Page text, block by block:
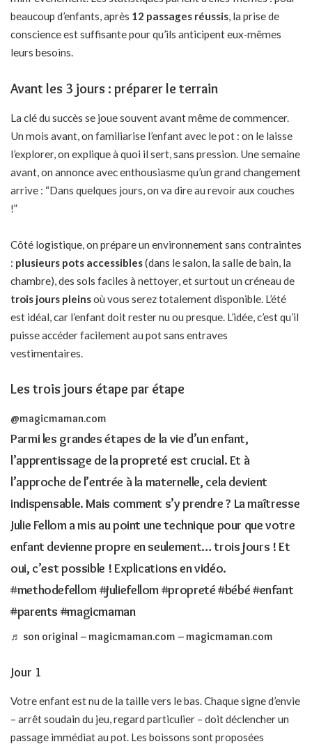
beaucoup d’enfants, après 12 passages réussis, la prise de
conscience est suffisante pour qu’ils anticipent eux‑mêmes
leurs besoins.
Avant les 3 jours : préparer le terrain
La clé du succès se joue souvent avant même de commencer.
Un mois avant, on familiarise l’enfant avec le pot : on le laisse
l’explorer, on explique à quoi il sert, sans pression. Une semaine
avant, on annonce avec enthousiasme qu’un grand changement
arrive : “Dans quelques jours, on va dire au revoir aux couches
!”
Côté logistique, on prépare un environnement sans contraintes
: plusieurs pots accessibles(dans le salon, la salle de bain, la
chambre), des sols faciles à nettoyer, et surtout un créneau de
trois jours pleinsoù vous serez totalement disponible. L’été
est idéal, car l’enfant doit rester nu ou presque. L’idée, c’est qu’il
puisse accéder facilement au pot sans entraves
vestimentaires.
Les trois jours étape par étape
@magicmaman.com
Parmi les grandes étapes de la vie d’un enfant,
l’apprentissage de la propreté est crucial. Et à
l’approche de l’entrée à la maternelle, cela devient
indispensable. Mais comment s’y prendre ? La maîtresse
Julie Fellom a mis au point une technique pour que votre
enfant devienne propre en seulement… trois jours ! Et
oui, c’est possible ! Explications en vidéo.
#methodefellom#juliefellom#propreté#bébé#enfant
#parents #magicmaman
♬ son original – magicmaman.com – magicmaman.com
Jour 1
Votre enfant est nu de la taille vers le bas. Chaque signe d’envie
– arrêt soudain du jeu, regard particulier – doit déclencher un
passage immédiat au pot. Les boissons sont proposées